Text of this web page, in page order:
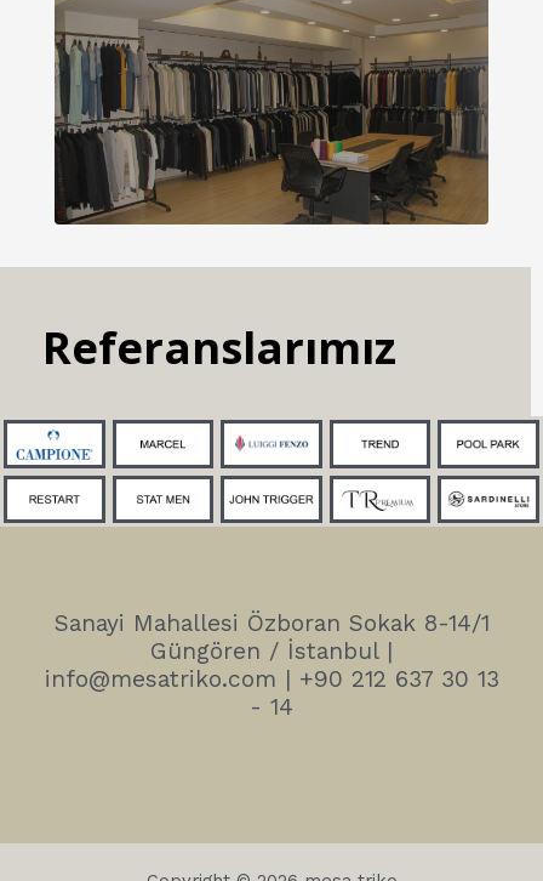
Referanslarımız
Sanayi Mahallesi Özboran Sokak 8-14/1
Güngören / İstanbul |
info@mesatriko.com | +90 212 637 30 13
- 14